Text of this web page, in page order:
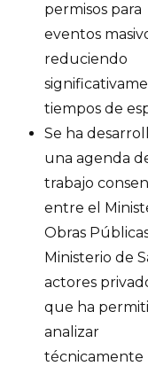
permisos para
eventos
reduciendo
tiempos de
Se ha
una agenda
trabajo
entre el
Obras
Ministerio de
actores
que ha
analizar
técnicamente